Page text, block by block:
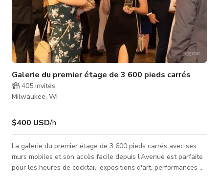
Galerie du premier étage de 3 600 pieds carrés
405 invités
Milwaukee, WI
$400 USD/h
La galerie du premier étage de 3 600 pieds carrés avec ses
murs mobiles et son accès facile depuis l'Avenue est parfaite
pour les heures de cocktail, expositions d'art, performances et